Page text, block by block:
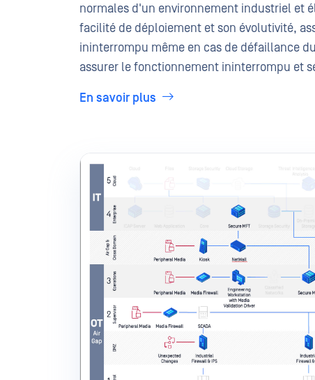
normales d'un environnement industriel et
facilité de déploiement et son évolutivité,
ininterrompu même en cas de défaillance
assurer le fonctionnement ininterrompu et
En savoir plus